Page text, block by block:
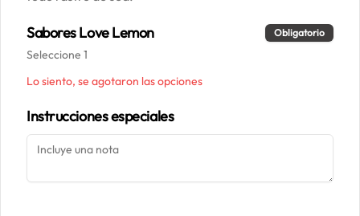
Redes sociales
Instagram
Mi cuenta
Iniciar sesión
Sabores Love Lemon Obligatorio
Seleccione 1
Lo siento, se agotaron las opciones
Instrucciones especiales